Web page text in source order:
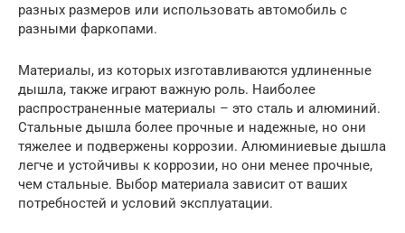
разных размеров или использовать автомобиль с
разными фаркопами.
Материалы, из которых изготавливаются удлиненные
дышла, также играют важную роль. Наиболее
распространенные материалы – это сталь и алюминий.
Стальные дышла более прочные и надежные, но они
тяжелее и подвержены коррозии. Алюминиевые дышла
легче и устойчивы к коррозии, но они менее прочные,
чем стальные. Выбор материала зависит от ваших
потребностей и условий эксплуатации.